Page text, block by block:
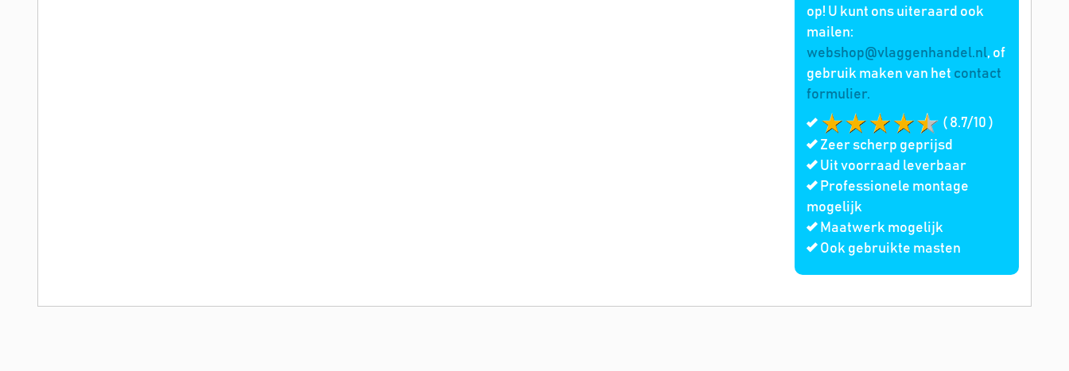
op! U kunt ons uiteraard ook
mailen:
webshop@vlaggenhandel.nl, of
gebruik maken van het contact
formulier.
( 8.7/10 )
Zeer scherp geprijsd
Uit voorraad leverbaar
Professionele montage
mogelijk
Maatwerk mogelijk
Ook gebruikte masten